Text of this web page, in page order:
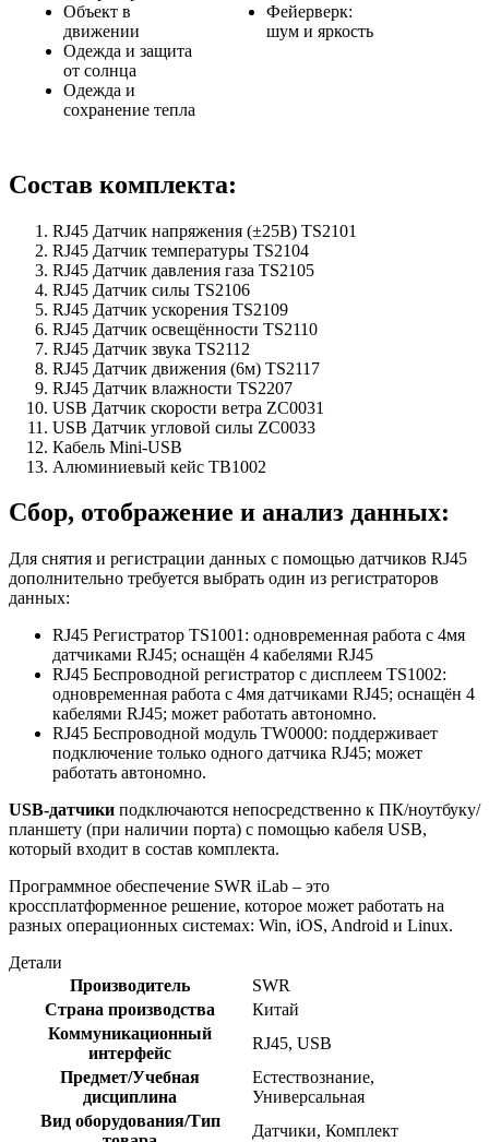
Объект в
движении
Одежда и защита
от солнца
Одежда и
сохранение тепла
Фейерверк:
шум и яркость
Состав комплекта:
RJ45 Датчик напряжения (±25В) TS2101
RJ45 Датчик температуры TS2104
RJ45 Датчик давления газа TS2105
RJ45 Датчик силы TS2106
RJ45 Датчик ускорения TS2109
RJ45 Датчик освещённости TS2110
RJ45 Датчик звука TS2112
RJ45 Датчик движения (6м) TS2117
RJ45 Датчик влажности TS2207
USB Датчик скорости ветра ZC0031
USB Датчик угловой силы ZC0033
Кабель Mini-USB
Алюминиевый кейс TB1002
Сбор, отображение и анализ данных:
Для снятия и регистрации данных с помощью датчиков RJ45
дополнительно требуется выбрать один из регистраторов
данных:
RJ45 Регистратор TS1001: одновременная работа с 4мя
датчиками RJ45; оснащён 4 кабелями RJ45
RJ45 Беспроводной регистратор с дисплеем TS1002:
одновременная работа с 4мя датчиками RJ45; оснащён 4
кабелями RJ45; может работать автономно.
RJ45 Беспроводной модуль TW0000: поддерживает
подключение только одного датчика RJ45; может
работать автономно.
USB-датчики подключаются непосредственно к ПК/ноутбуку/
планшету (при наличии порта) с помощью кабеля USB,
который входит в состав комплекта.
Программное обеспечение SWR iLab – это
кроссплатформенное решение, которое может работать на
разных операционных системах: Win, iOS, Android и Linux.
Детали
Производитель
SWR
Страна производства
Китай
Коммуникационный
интерфейс
RJ45, USB
Предмет/Учебная
дисциплина
Естествознание,
Универсальная
Вид оборудования/Тип
Датчики, Комплект